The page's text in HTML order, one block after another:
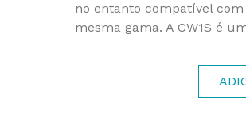
no entanto compatível
mesma gama. A CW1S é